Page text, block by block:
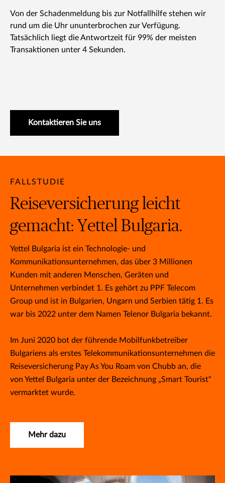
Von der Schadenmeldung bis zur Notfallhilfe stehen wir
rund um die Uhr ununterbrochen zur Verfügung.
Tatsächlich liegt die Antwortzeit für 99% der meisten
Transaktionen unter 4 Sekunden.
Kontaktieren Sie uns
FALLSTUDIE
Reiseversicherung leicht
gemacht: Yettel Bulgaria.
Yettel Bulgaria ist ein Technologie- und
Kommunikationsunternehmen, das über 3 Millionen
Kunden mit anderen Menschen, Geräten und
Unternehmen verbindet 1. Es gehört zu PPF Telecom
Group und ist in Bulgarien, Ungarn und Serbien tätig 1. Es
war bis 2022 unter dem Namen Telenor Bulgaria bekannt.
Im Juni 2020 bot der führende Mobilfunkbetreiber
Bulgariens als erstes Telekommunikationsunternehmen die
Reiseversicherung Pay As You Roam von Chubb an, die
von Yettel Bulgaria unter der Bezeichnung „Smart Tourist“
vermarktet wurde.
Mehr dazu